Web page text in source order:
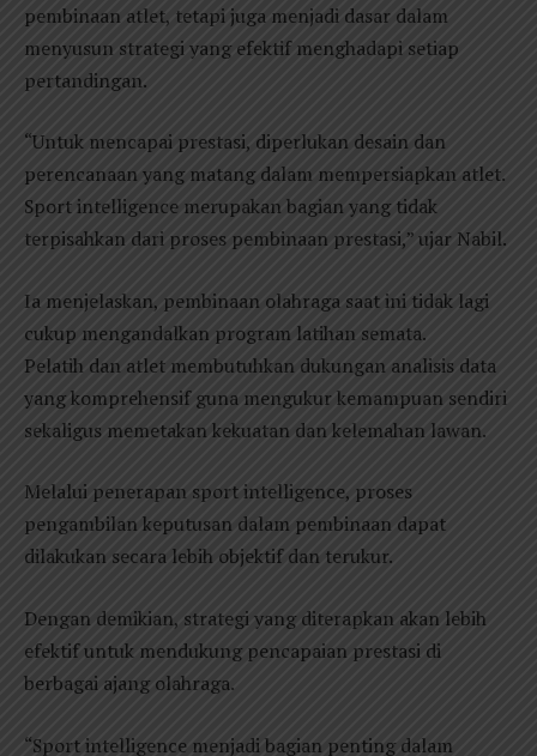
pembinaan atlet, tetapi juga menjadi dasar dalam
menyusun strategi yang efektif menghadapi setiap
pertandingan.
“Untuk mencapai prestasi, diperlukan desain dan
perencanaan yang matang dalam mempersiapkan atlet.
Sport intelligence merupakan bagian yang tidak
terpisahkan dari proses pembinaan prestasi,” ujar Nabil.
Ia menjelaskan, pembinaan olahraga saat ini tidak lagi
cukup mengandalkan program latihan semata.
Pelatih dan atlet membutuhkan dukungan analisis data
yang komprehensif guna mengukur kemampuan sendiri
sekaligus memetakan kekuatan dan kelemahan lawan.
Melalui penerapan sport intelligence, proses
pengambilan keputusan dalam pembinaan dapat
dilakukan secara lebih objektif dan terukur.
Dengan demikian, strategi yang diterapkan akan lebih
efektif untuk mendukung pencapaian prestasi di
berbagai ajang olahraga.
“Sport intelligence menjadi bagian penting dalam